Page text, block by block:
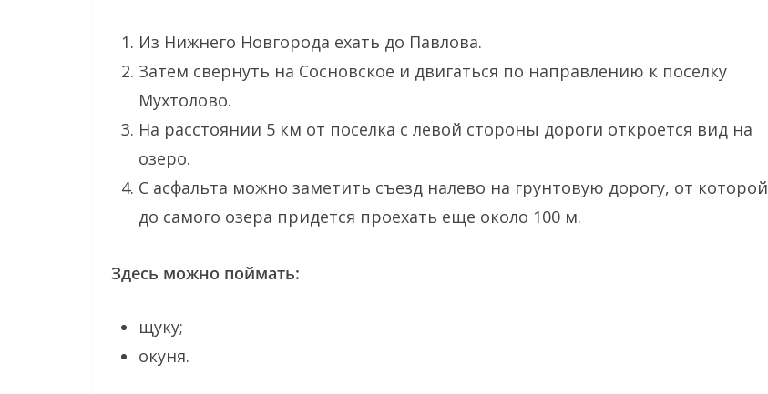
Из Нижнего Новгорода ехать до Павлова.
Затем свернуть на Сосновское и двигаться по направлению к поселку
Мухтолово.
На расстоянии 5 км от поселка с левой стороны дороги откроется вид на
озеро.
С асфальта можно заметить съезд налево на грунтовую дорогу, от которой
до самого озера придется проехать еще около 100 м.
Здесь можно поймать:
щуку;
окуня.